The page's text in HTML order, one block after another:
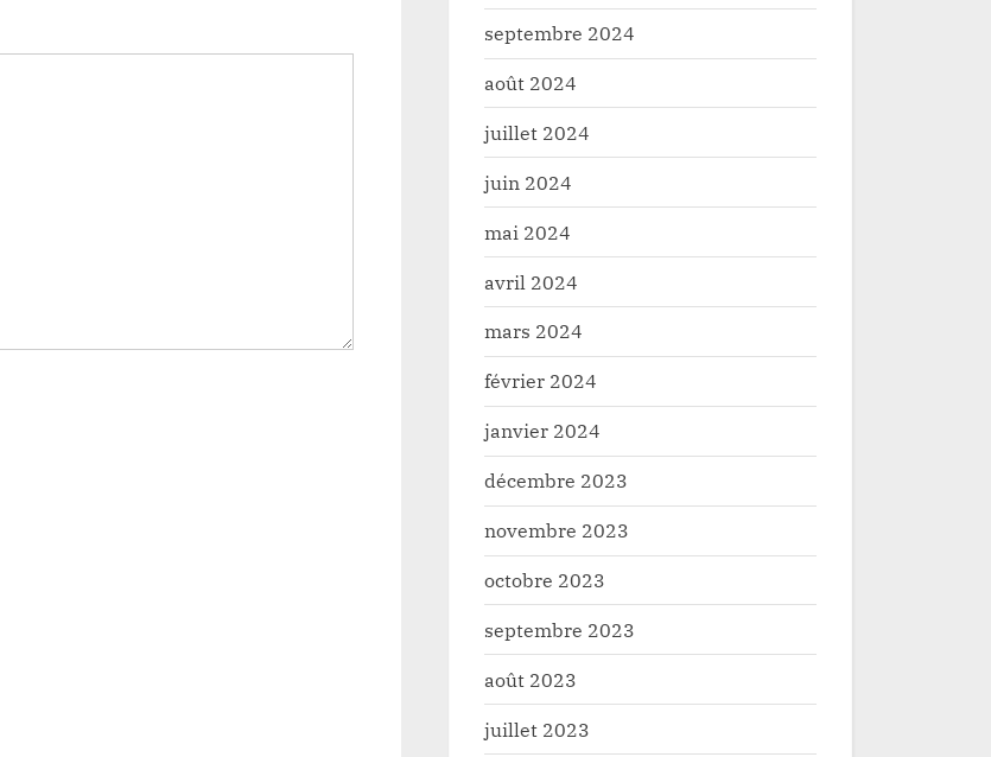
septembre 2024
août 2024
juillet 2024
juin 2024
mai 2024
avril 2024
mars 2024
février 2024
janvier 2024
décembre 2023
novembre 2023
octobre 2023
septembre 2023
août 2023
juillet 2023